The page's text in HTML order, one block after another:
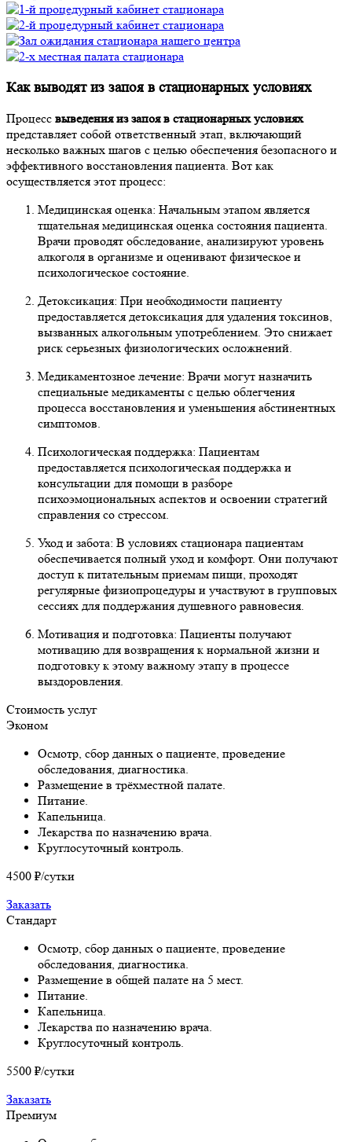
Как выводят из запоя в стационарных условиях
Процесс выведения из запоя в стационарных условиях
представляет собой ответственный этап, включающий
несколько важных шагов с целью обеспечения безопасного и
эффективного восстановления пациента. Вот как
осуществляется этот процесс:
Медицинская оценка: Начальным этапом является
тщательная медицинская оценка состояния пациента.
Врачи проводят обследование, анализируют уровень
алкоголя в организме и оценивают физическое и
психологическое состояние.
Детоксикация: При необходимости пациенту
предоставляется детоксикация для удаления токсинов,
вызванных алкогольным употреблением. Это снижает
риск серьезных физиологических осложнений.
Медикаментозное лечение: Врачи могут назначить
специальные медикаменты с целью облегчения
процесса восстановления и уменьшения абстинентных
симптомов.
Психологическая поддержка: Пациентам
предоставляется психологическая поддержка и
консультации для помощи в разборе
психоэмоциональных аспектов и освоении стратегий
справления со стрессом.
Уход и забота: В условиях стационара пациентам
обеспечивается полный уход и комфорт. Они получают
доступ к питательным приемам пищи, проходят
регулярные физиопроцедуры и участвуют в групповых
сессиях для поддержания душевного равновесия.
Мотивация и подготовка: Пациенты получают
мотивацию для возвращения к нормальной жизни и
подготовку к этому важному этапу в процессе
выздоровления.
Стоимость услуг
Эконом
Осмотр, сбор данных о пациенте, проведение
обследования, диагностика.
Размещение в трёхместной палате.
Питание.
Капельница.
Лекарства по назначению врача.
Круглосуточный контроль.
4500 ₽/сутки
Заказать
Стандарт
Осмотр, сбор данных о пациенте, проведение
обследования, диагностика.
Размещение в общей палате на 5 мест.
Питание.
Капельница.
Лекарства по назначению врача.
Круглосуточный контроль.
5500 ₽/сутки
Заказать
Премиум